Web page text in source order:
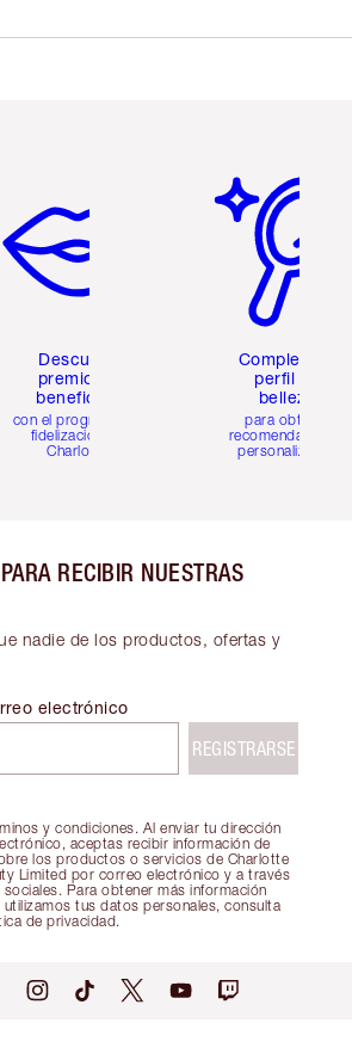
Descubre
premios y
beneficios
con el programa de
fidelización de
Charlotte
Completa tu
perfil de
belleza
para obtener
recomendaciones
personalizadas
RECIBIR NUESTRAS
nadie de los productos, ofertas y
y condiciones. Al enviar tu dirección
aceptas recibir información de
los productos o servicios de Charlotte
Limited por correo electrónico y a través
Para obtener más información
tus datos personales, consulta
de privacidad.
electrónico
REGISTRARSE